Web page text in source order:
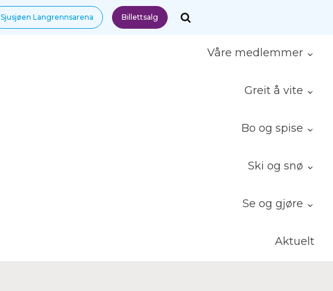
Sjusjøen Langrennsarena Billettsalg
Aktuelt
Se og gjøre
Ski og snø
Bo og spise
Greit å vite
Våre medlemmer